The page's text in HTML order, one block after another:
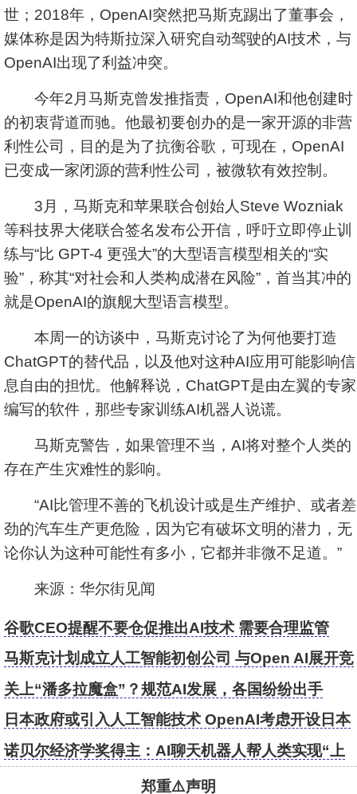
世；2018年，OpenAI突然把马斯克踢出了董事会，
媒体称是因为特斯拉深入研究自动驾驶的AI技术，与
OpenAI出现了利益冲突。
今年2月马斯克曾发推指责，OpenAI和他创建时
的初衷背道而驰。他最初要创办的是一家开源的非营
利性公司，目的是为了抗衡谷歌，可现在，OpenAI
已变成一家闭源的营利性公司，被微软有效控制。
3月，马斯克和苹果联合创始人Steve Wozniak
等科技界大佬联合签名发布公开信，呼吁立即停止训
练与“比 GPT-4 更强大”的大型语言模型相关的“实
验”，称其“对社会和人类构成潜在风险”，首当其冲的
就是OpenAI的旗舰大型语言模型。
本周一的访谈中，马斯克讨论了为何他要打造
ChatGPT的替代品，以及他对这种AI应用可能影响信
息自由的担忧。他解释说，ChatGPT是由左翼的专家
编写的软件，那些专家训练AI机器人说谎。
马斯克警告，如果管理不当，AI将对整个人类的
存在产生灾难性的影响。
“AI比管理不善的飞机设计或是生产维护、或者差
劲的汽车生产更危险，因为它有破坏文明的潜力，无
论你认为这种可能性有多小，它都并非微不足道。”
来源：华尔街见闻
谷歌CEO提醒不要仓促推出AI技术 需要合理监管
马斯克计划成立人工智能初创公司 与Open AI展开竞
争
关上“潘多拉魔盒”？规范AI发展，各国纷纷出手
日本政府或引入人工智能技术 OpenAI考虑开设日本
办公室
诺贝尔经济学奖得主：AI聊天机器人帮人类实现“上
郑重⚠️声明